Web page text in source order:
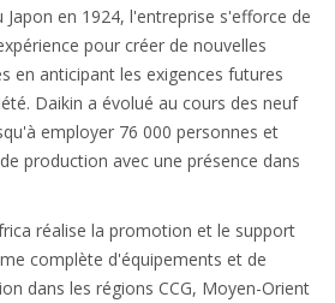
Japon en 1924, l'entreprise s'efforce de
pour créer de nouvelles
en anticipant les exigences futures
Daikin a évolué au cours des neuf
employer 76 000 personnes et
production avec une présence dans
réalise la promotion et le support
complète d'équipements et de
dans les régions CCG, Moyen-Orient